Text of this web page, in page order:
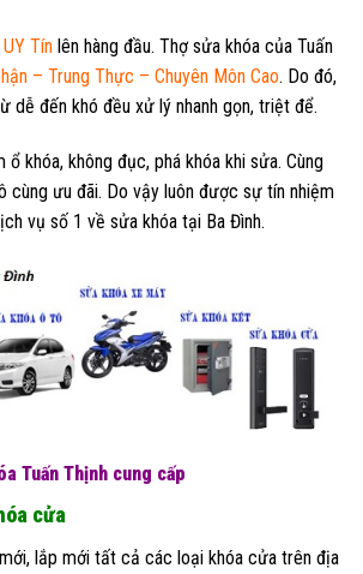
UY Tín lên hàng đầu. Thợ sửa khóa của Tuấn
– Trung Thực – Chuyên Môn Cao. Do đó,
dễ đến khó đều xử lý nhanh gọn, triệt để.
ổ khóa, không đục, phá khóa khi sửa. Cùng
cùng ưu đãi. Do vậy luôn được sự tín nhiệm
vụ số 1 về sửa khóa tại Ba Đình.
Tuấn Thịnh cung cấp
cửa
lắp mới tất cả các loại khóa cửa trên địa